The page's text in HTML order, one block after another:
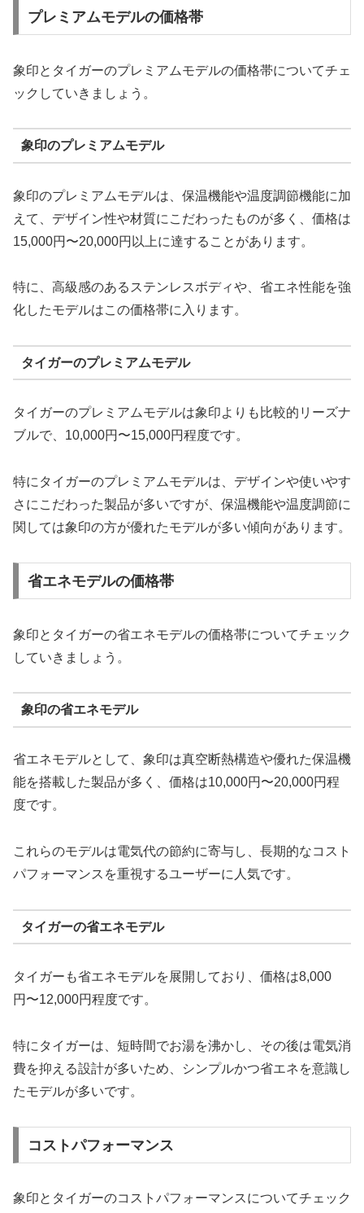
プレミアムモデルの価格帯
象印とタイガーのプレミアムモデルの価格帯についてチェ
ックしていきましょう。
象印のプレミアムモデル
象印のプレミアムモデルは、保温機能や温度調節機能に加
えて、デザイン性や材質にこだわったものが多く、価格は
15,000円〜20,000円以上に達することがあります。
特に、高級感のあるステンレスボディや、省エネ性能を強
化したモデルはこの価格帯に入ります。
タイガーのプレミアムモデル
タイガーのプレミアムモデルは象印よりも比較的リーズナ
ブルで、10,000円〜15,000円程度です。
特にタイガーのプレミアムモデルは、デザインや使いやす
さにこだわった製品が多いですが、保温機能や温度調節に
関しては象印の方が優れたモデルが多い傾向があります。
省エネモデルの価格帯
象印とタイガーの省エネモデルの価格帯についてチェック
していきましょう。
象印の省エネモデル
省エネモデルとして、象印は真空断熱構造や優れた保温機
能を搭載した製品が多く、価格は10,000円〜20,000円程
度です。
これらのモデルは電気代の節約に寄与し、長期的なコスト
パフォーマンスを重視するユーザーに人気です。
タイガーの省エネモデル
タイガーも省エネモデルを展開しており、価格は8,000
円〜12,000円程度です。
特にタイガーは、短時間でお湯を沸かし、その後は電気消
費を抑える設計が多いため、シンプルかつ省エネを意識し
たモデルが多いです。
コストパフォーマンス
象印とタイガーのコストパフォーマンスについてチェック